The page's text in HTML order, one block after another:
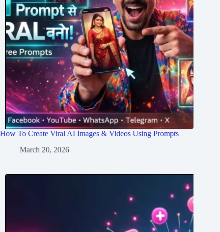
How To Create Viral AI Images & Videos Using Prompts
March 20, 2026